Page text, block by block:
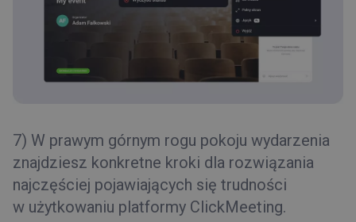
7) W prawym górnym rogu pokoju wydarzenia
znajdziesz konkretne kroki dla rozwiązania
najczęściej pojawiających się trudności
w użytkowaniu platformy ClickMeeting.